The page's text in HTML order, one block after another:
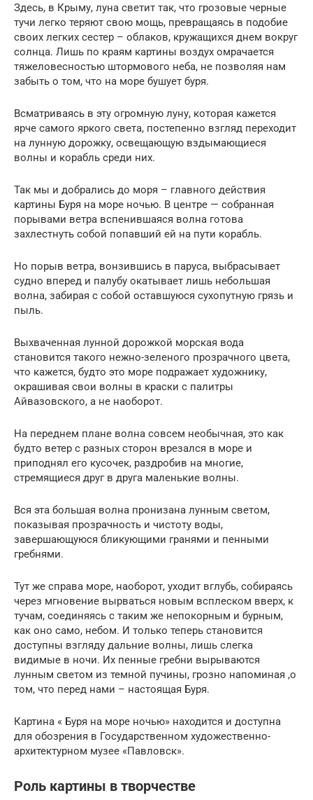
Здесь, в Крыму, луна светит так, что грозовые черные
тучи легко теряют свою мощь, превращаясь в подобие
своих легких сестер – облаков, кружащихся днем вокруг
солнца. Лишь по краям картины воздух омрачается
тяжеловесностью штормового неба, не позволяя нам
забыть о том, что на море бушует буря.
Всматриваясь в эту огромную луну, которая кажется
ярче самого яркого света, постепенно взгляд переходит
на лунную дорожку, освещающую вздымающиеся
волны и корабль среди них.
Так мы и добрались до моря – главного действия
картины Буря на море ночью. В центре — собранная
порывами ветра вспенившаяся волна готова
захлестнуть собой попавший ей на пути корабль.
Но порыв ветра, вонзившись в паруса, выбрасывает
судно вперед и палубу окатывает лишь небольшая
волна, забирая с собой оставшуюся сухопутную грязь и
пыль.
Выхваченная лунной дорожкой морская вода
становится такого нежно-зеленого прозрачного цвета,
что кажется, будто это море подражает художнику,
окрашивая свои волны в краски с палитры
Айвазовского, а не наоборот.
На переднем плане волна совсем необычная, это как
будто ветер с разных сторон врезался в море и
приподнял его кусочек, раздробив на многие,
стремящиеся друг в друга маленькие волны.
Вся эта большая волна пронизана лунным светом,
показывая прозрачность и чистоту воды,
завершающуюся бликующими гранями и пенными
гребнями.
Тут же справа море, наоборот, уходит вглубь, собираясь
через мгновение вырваться новым всплеском вверх, к
тучам, соединяясь с таким же непокорным и бурным,
как оно само, небом. И только теперь становится
доступны взгляду дальние волны, лишь слегка
видимые в ночи. Их пенные гребни вырываются
лунным светом из темной пучины, грозно напоминая ,о
том, что перед нами – настоящая Буря.
Картина « Буря на море ночью» находится и доступна
для обозрения в Государственном художественно-
архитектурном музее «Павловск».
Роль картины в творчестве